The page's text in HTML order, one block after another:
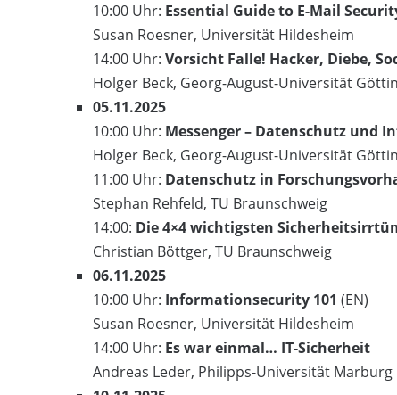
10:00 Uhr: Essential Guide to E-Mail
Susan Roesner, Universität Hildesheim
14:00 Uhr: Vorsicht Falle! Hacker, Diebe,
Holger Beck, Georg-August-Universität
05.11.2025
10:00 Uhr: Messenger – Datenschutz und
Holger Beck, Georg-August-Universität
11:00 Uhr: Datenschutz in
Stephan Rehfeld, TU Braunschweig
14:00: Die 4×4 wichtigsten
Christian Böttger, TU Braunschweig
06.11.2025
10:00 Uhr: Informationsecurity 101 (EN)
Susan Roesner, Universität Hildesheim
14:00 Uhr: Es war einmal… IT-Sicherheit
Andreas Leder, Philipps-Universität Marburg